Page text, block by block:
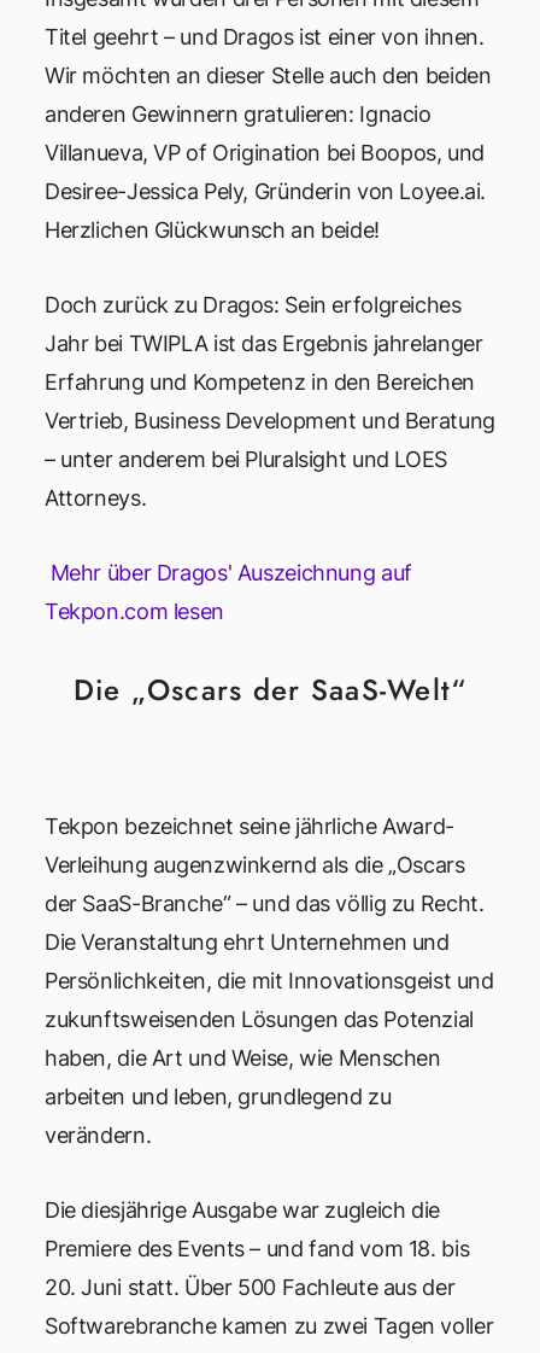
Titel geehrt – und Dragos ist einer von ihnen.
Wir möchten an dieser Stelle auch den beiden
anderen Gewinnern gratulieren: Ignacio
Villanueva, VP of Origination bei Boopos, und
Desiree-Jessica Pely, Gründerin von Loyee.ai.
Herzlichen Glückwunsch an beide!
Doch zurück zu Dragos: Sein erfolgreiches
Jahr bei TWIPLA ist das Ergebnis jahrelanger
Erfahrung und Kompetenz in den Bereichen
Vertrieb, Business Development und Beratung
– unter anderem bei Pluralsight und LOES
Attorneys.
Mehr über Dragos' Auszeichnung auf
Tekpon.com lesen
Die „Oscars der SaaS-Welt“
Tekpon bezeichnet seine jährliche Award-
Verleihung augenzwinkernd als die „Oscars
der SaaS-Branche“ – und das völlig zu Recht.
Die Veranstaltung ehrt Unternehmen und
Persönlichkeiten, die mit Innovationsgeist und
zukunftsweisenden Lösungen das Potenzial
haben, die Art und Weise, wie Menschen
arbeiten und leben, grundlegend zu
verändern.
Die diesjährige Ausgabe war zugleich die
Premiere des Events – und fand vom 18. bis
20. Juni statt. Über 500 Fachleute aus der
Softwarebranche kamen zu zwei Tagen voller